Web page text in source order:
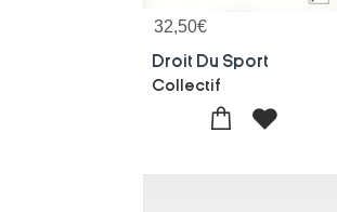
32,50€
Droit Du Sport
Collectif